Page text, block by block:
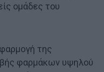
ομάδες του
της
φαρμάκων υψηλού